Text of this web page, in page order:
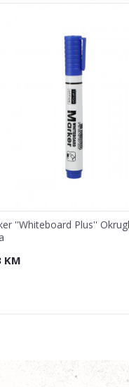
''Whiteboard Plus''
KM